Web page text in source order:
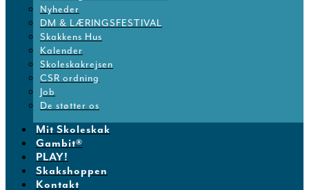
Nyheder
DM & LÆRINGSFESTIVAL
Skakkens Hus
Kalender
Skoleskakrejsen
CSR ordning
Job
De støtter os
Mit Skoleskak
Gambit®
PLAY!
Skakshoppen
Kontakt